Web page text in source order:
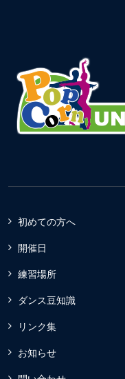
初めての方へ
開催日
練習場所
ダンス豆知識
リンク集
お知らせ